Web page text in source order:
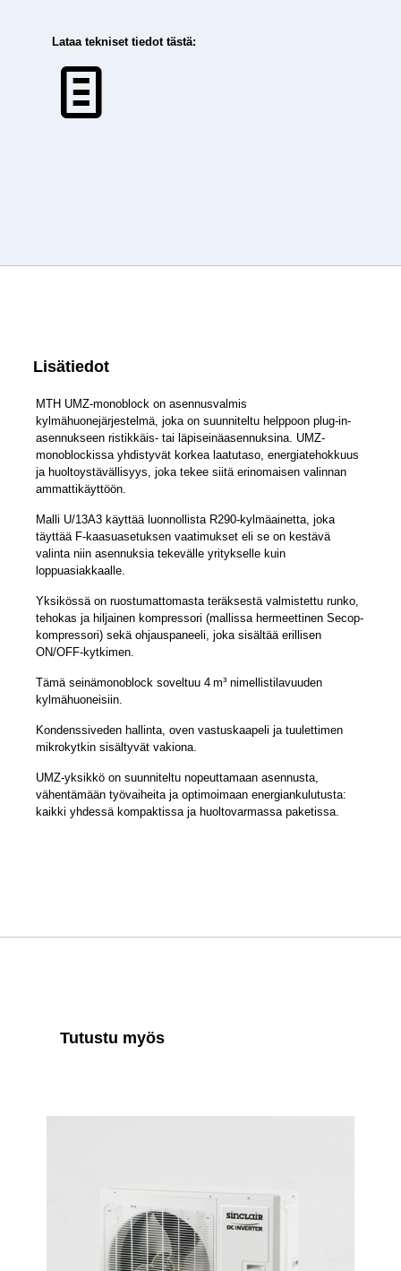
Lataa tekniset tiedot tästä:
Lisätiedot
MTH UMZ-monoblock on asennusvalmis
kylmähuonejärjestelmä, joka on suunniteltu helppoon plug-in-
asennukseen ristikkäis- tai läpiseinäasennuksina. UMZ-
monoblockissa yhdistyvät korkea laatutaso, energiatehokkuus
ja huoltoystävällisyys, joka tekee siitä erinomaisen valinnan
ammattikäyttöön.
Malli U/13A3 käyttää luonnollista R290-kylmäainetta, joka
täyttää F-kaasuasetuksen vaatimukset eli se on kestävä
valinta niin asennuksia tekevälle yritykselle kuin
loppuasiakkaalle.
Yksikössä on ruostumattomasta teräksestä valmistettu runko,
tehokas ja hiljainen kompressori (mallissa hermeettinen Secop-
kompressori) sekä ohjauspaneeli, joka sisältää erillisen
ON/OFF-kytkimen.
Tämä seinämonoblock soveltuu 4 m³ nimellistilavuuden
kylmähuoneisiin.
Kondenssiveden hallinta, oven vastuskaapeli ja tuulettimen
mikrokytkin sisältyvät vakiona.
UMZ-yksikkö on suunniteltu nopeuttamaan asennusta,
vähentämään työvaiheita ja optimoimaan energiankulutusta:
kaikki yhdessä kompaktissa ja huoltovarmassa paketissa.
Tutustu myös